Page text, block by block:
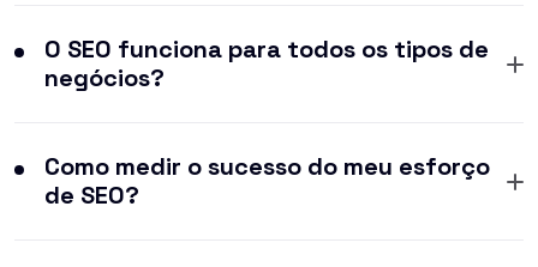
O SEO funciona para todos os tipos de
negócios?
Como medir o sucesso do meu esforço
de SEO?